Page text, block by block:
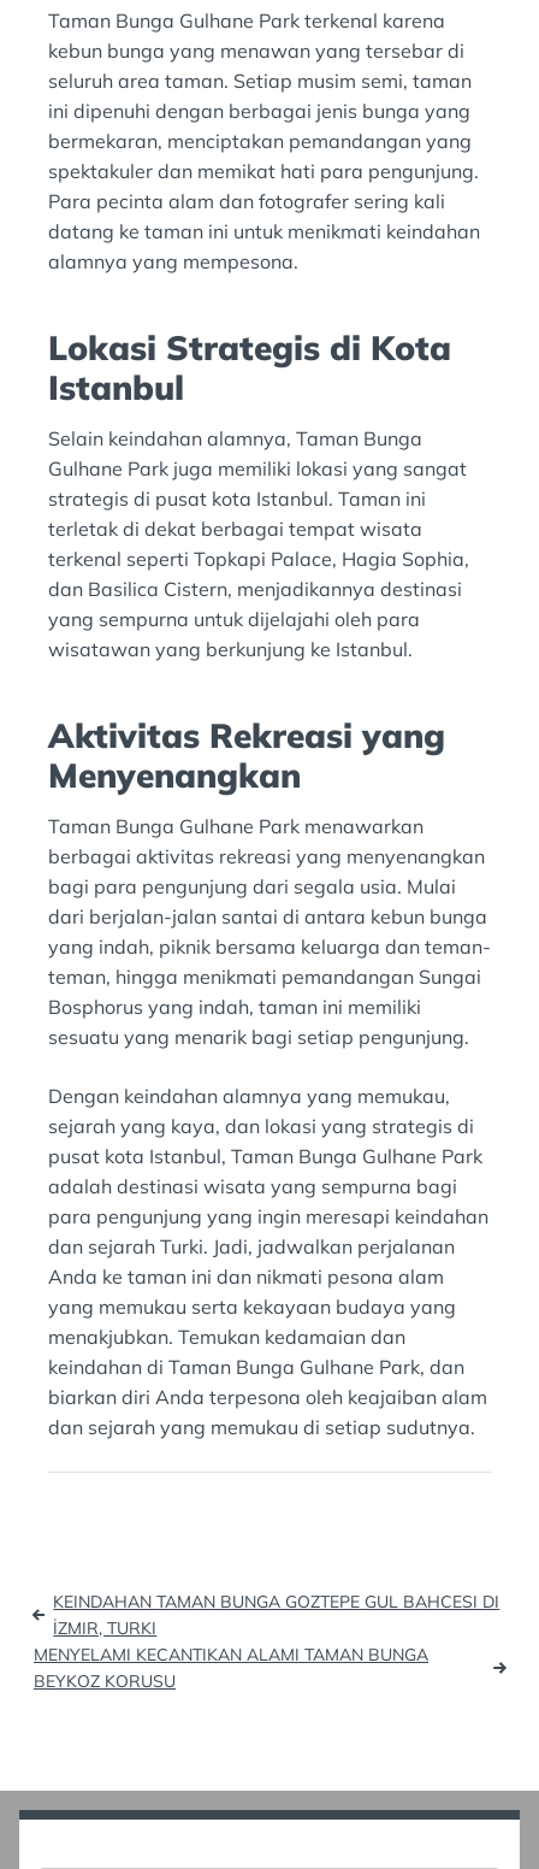
Taman Bunga Gulhane Park terkenal karena
kebun bunga yang menawan yang tersebar di
seluruh area taman. Setiap musim semi, taman
ini dipenuhi dengan berbagai jenis bunga yang
bermekaran, menciptakan pemandangan yang
spektakuler dan memikat hati para pengunjung.
Para pecinta alam dan fotografer sering kali
datang ke taman ini untuk menikmati keindahan
alamnya yang mempesona.
Lokasi Strategis di Kota
Istanbul
Selain keindahan alamnya, Taman Bunga
Gulhane Park juga memiliki lokasi yang sangat
strategis di pusat kota Istanbul. Taman ini
terletak di dekat berbagai tempat wisata
terkenal seperti Topkapi Palace, Hagia Sophia,
dan Basilica Cistern, menjadikannya destinasi
yang sempurna untuk dijelajahi oleh para
wisatawan yang berkunjung ke Istanbul.
Aktivitas Rekreasi yang
Menyenangkan
Taman Bunga Gulhane Park menawarkan
berbagai aktivitas rekreasi yang menyenangkan
bagi para pengunjung dari segala usia. Mulai
dari berjalan-jalan santai di antara kebun bunga
yang indah, piknik bersama keluarga dan teman-
teman, hingga menikmati pemandangan Sungai
Bosphorus yang indah, taman ini memiliki
sesuatu yang menarik bagi setiap pengunjung.
Dengan keindahan alamnya yang memukau,
sejarah yang kaya, dan lokasi yang strategis di
pusat kota Istanbul, Taman Bunga Gulhane Park
adalah destinasi wisata yang sempurna bagi
para pengunjung yang ingin meresapi keindahan
dan sejarah Turki. Jadi, jadwalkan perjalanan
Anda ke taman ini dan nikmati pesona alam
yang memukau serta kekayaan budaya yang
menakjubkan. Temukan kedamaian dan
keindahan di Taman Bunga Gulhane Park, dan
biarkan diri Anda terpesona oleh keajaiban alam
dan sejarah yang memukau di setiap sudutnya.
Post
navigation
KEINDAHAN TAMAN BUNGA GOZTEPE GUL BAHCESI DI
İZMIR, TURKI
MENYELAMI KECANTIKAN ALAMI TAMAN BUNGA
BEYKOZ KORUSU